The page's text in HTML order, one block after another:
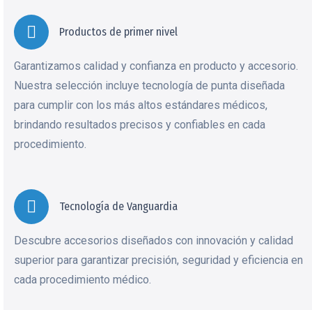
Productos de primer nivel
Garantizamos calidad y confianza en producto y accesorio.
Nuestra selección incluye tecnología de punta diseñada
para cumplir con los más altos estándares médicos,
brindando resultados precisos y confiables en cada
procedimiento.
Tecnología de Vanguardia
Descubre accesorios diseñados con innovación y calidad
superior para garantizar precisión, seguridad y eficiencia en
cada procedimiento médico.